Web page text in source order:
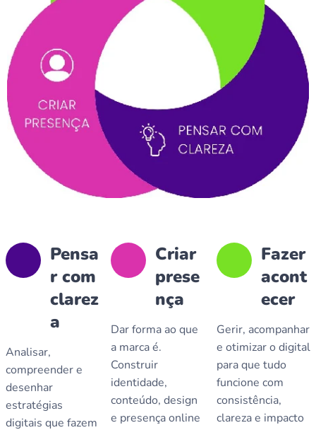
Pensa
r com
clarez
a
Analisar,
compreender e
desenhar
estratégias
digitais que fazem
Criar
prese
nça
Dar forma ao que
a marca é.
Construir
identidade,
conteúdo, design
e presença online
Fazer
acont
ecer
Gerir, acompanhar
e otimizar o digital
para que tudo
funcione com
consistência,
clareza e impacto